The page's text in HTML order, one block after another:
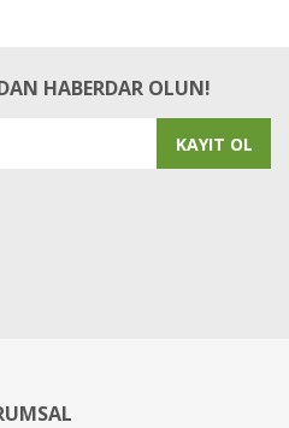
HABERDAR OLUN!
KAYIT OL